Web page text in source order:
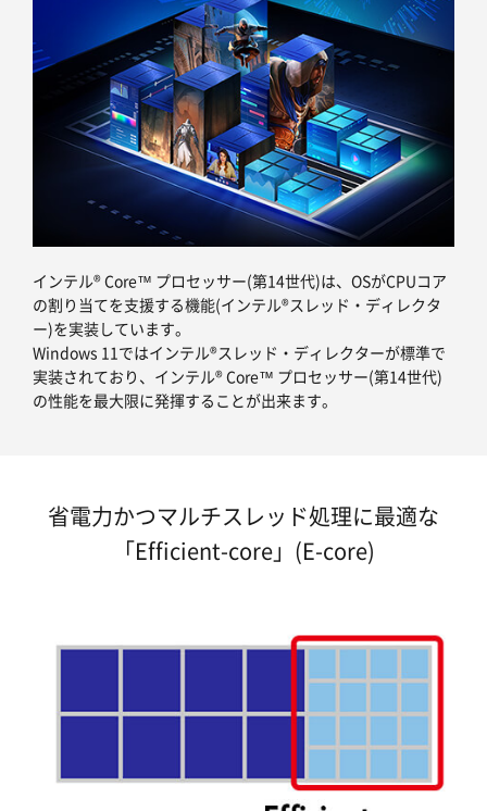
インテル® Core™ プロセッサー(第14世代)は、OSがCPUコア
の割り当てを支援する機能(インテル®スレッド・ディレクタ
ー)を実装しています。
Windows 11ではインテル®スレッド・ディレクターが標準で
実装されており、インテル® Core™ プロセッサー(第14世代)
の性能を最大限に発揮することが出来ます。
省電力かつマルチスレッド処理に最適な
「Efficient-core」(E-core)